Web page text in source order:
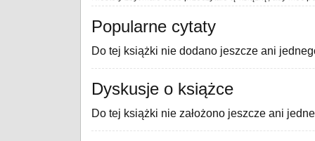
Popularne cytaty
Do tej książki nie dodano jeszcze ani
Dyskusje o książce
Do tej książki nie założono jeszcze ani